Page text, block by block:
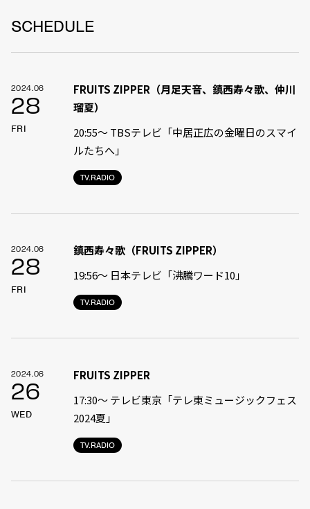
SCHEDULE
2024.06
28
FRI
TV.RADIO
FRUITS ZIPPER（月足天音、鎮西寿々歌、仲川
瑠夏）
20:55〜 TBSテレビ「中居正広の金曜日のスマイ
ルたちへ」
2024.06
28
FRI
TV.RADIO
鎮西寿々歌（FRUITS ZIPPER）
19:56〜 日本テレビ「沸騰ワード10」
2024.06
26
WED
TV.RADIO
FRUITS ZIPPER
17:30〜 テレビ東京「テレ東ミュージックフェス
2024夏」